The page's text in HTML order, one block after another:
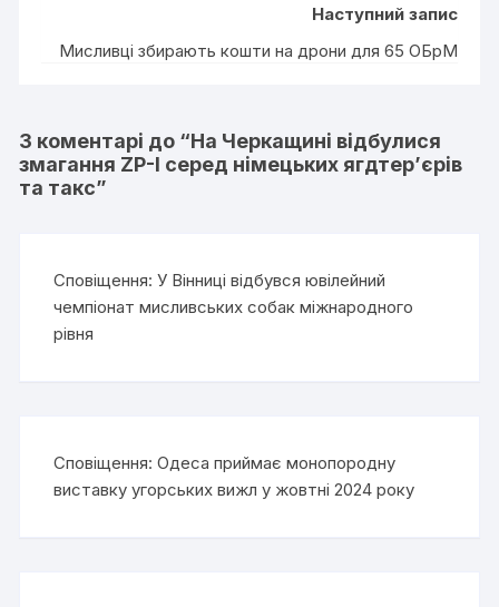
Наступний запис
Мисливці збирають кошти на дрони для 65 ОБрМ
3 коментарі до “На Черкащині відбулися
змагання ZP-I серед німецьких ягдтер’єрів
та такс”
Сповіщення:У Вінниці відбувся ювілейний
чемпіонат мисливських собак міжнародного
рівня
Сповіщення:Одеса приймає монопородну
виставку угорських вижл у жовтні 2024 року